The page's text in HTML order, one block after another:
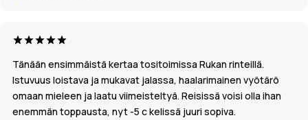
Tänään ensimmäistä kertaa tositoimissa Rukan rinteillä.
Istuvuus loistava ja mukavat jalassa, haalarimainen vyötärö
omaan mieleen ja laatu viimeisteltyä. Reisissä voisi olla ihan
enemmän toppausta, nyt -5 c kelissä juuri sopiva.